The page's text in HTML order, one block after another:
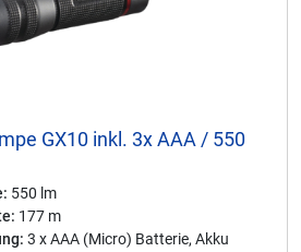
GX10 inkl. 3x AAA / 550
550 lm
177 m
3 x AAA (Micro) Batterie, Akku